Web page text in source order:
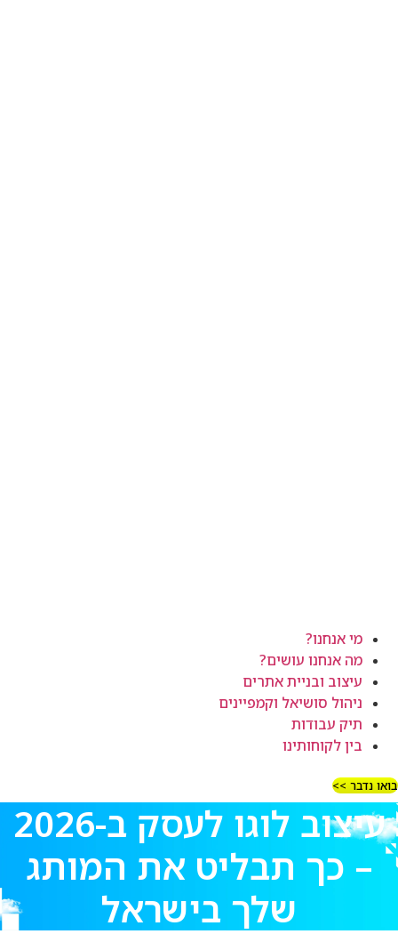
מי אנחנו?
מה אנחנו עושים?
עיצוב ובניית אתרים
ניהול סושיאל וקמפיינים
תיק עבודות
בין לקוחותינו
בואו נדבר >>
עיצוב לוגו לעסק ב-2026
– כך תבליט את המותג
שלך בישראל